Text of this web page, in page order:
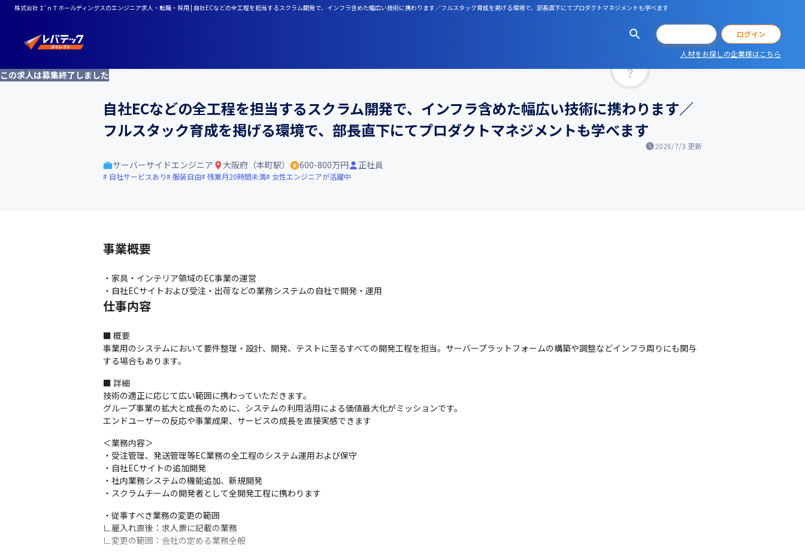
株式会社Ｉ’ｎＴホールディングスのエンジニア求人・転職・採用 | 自社ECなどの全工程を担当するスクラム開発で、インフラ含めた幅広い技術に携わります／フルスタック育成を掲げる環境で、部長直下にてプロダクトマネジメントも学べます
ログイン
人材をお探しの企業様はこちら
この求人は募集終了しました
自社ECなどの全工程を担当するスクラム開発で、インフラ含めた幅広い技術に携わります／
フルスタック育成を掲げる環境で、部長直下にてプロダクトマネジメントも学べます
2026/7/3 更新
サーバーサイドエンジニア 大阪府（本町駅） 600-800万円 正社員
自社サービスあり 服装自由 残業月20時間未満 女性エンジニアが活躍中
事業概要
・家具・インテリア領域のEC事業の運営
・自社ECサイトおよび受注・出荷などの業務システムの自社で開発・運用
仕事内容
■ 概要
事業用のシステムにおいて要件整理・設計、開発、テストに至るすべての開発工程を担当。サーバープラットフォームの構築や調整などインフラ周りにも関与
する場合もあります。
■ 詳細
技術の適正に応じて広い範囲に携わっていただきます。
グループ事業の拡大と成長のために、システムの利用活用による価値最大化がミッションです。
エンドユーザーの反応や事業成果、サービスの成長を直接実感できます
＜業務内容＞
・受注管理、発送管理等EC業務の全工程のシステム運用および保守
・自社ECサイトの追加開発
・社内業務システムの機能追加、新規開発
・スクラムチームの開発者として全開発工程に携わります
・従事すべき業務の変更の範囲
∟雇入れ直後：求人票に記載の業務
∟変更の範囲：会社の定める業務全般